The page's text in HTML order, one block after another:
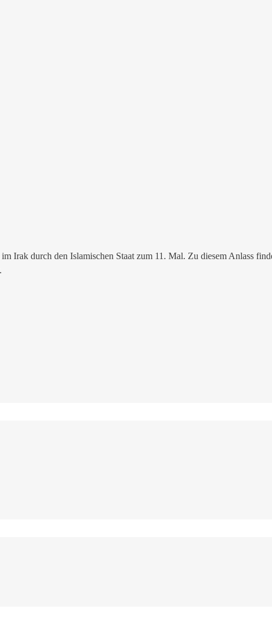
Irak durch den Islamischen Staat zum 11. Mal. Zu diesem Anlass